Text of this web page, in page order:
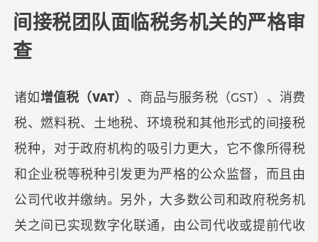
间接税团队面临税务机关的严格审
查
诸如增值税（VAT） 、商品与服务税（GST）、消费
税、燃料税、土地税、环境税和其他形式的间接税
税种，对于政府机构的吸引力更大，它不像所得税
和企业税等税种引发更为严格的公众监督，而且由
公司代收并缴纳。另外，大多数公司和政府税务机
关之间已实现数字化联通，由公司代收或提前代收